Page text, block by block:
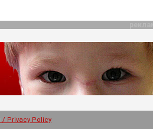
/ Privacy Policy